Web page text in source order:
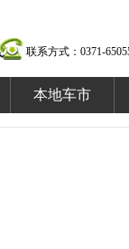
联系方式：0371-
本地车市